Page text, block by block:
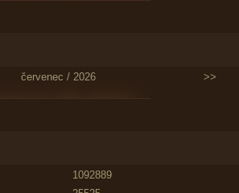
červenec / 2026 >>
1092889